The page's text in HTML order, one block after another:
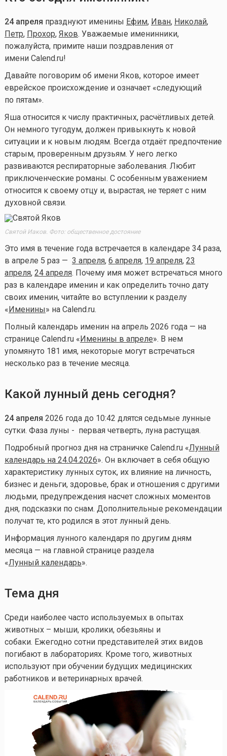
24 апреля празднуют именины Ефим, Иван, Николай,
Петр, Прохор, Яков. Уважаемые именинники,
пожалуйста, примите наши поздравления от
имени Calend.ru!
Давайте поговорим об имени Яков, которое имеет
еврейское происхождение и означает «следующий
по пятам».
Яша относится к числу практичных, расчётливых детей.
Он немного тугодум, должен привыкнуть к новой
ситуации и к новым людям. Всегда отдаёт предпочтение
старым, проверенным друзьям. У него легко
развиваются респираторные заболевания. Любит
приключенческие романы. С особенным уважением
относится к своему отцу и, вырастая, не теряет с ним
духовной связи.
Святой Иаков. Фото: общественное достояние
Это имя в течение года встречается в календаре 34 раза,
в апреле 5 раз — 3 апреля, 6 апреля, 19 апреля, 23
апреля, 24 апреля. Почему имя может встречаться много
раз в календаре именин и как определить точно дату
своих именин, читайте во вступлении к разделу
« Именины» на Calend.ru.
Полный календарь именин на апрель 2026 года — на
странице Calend.ru « Именины в апреле». В нем
упомянуто 181 имя, некоторые могут встречаться
несколько раз в течение месяца.
Какой лунный день сегодня?
24 апреля 2026 года до 10:42 длятся седьмые лунные
сутки. Фаза луны - первая четверть, луна растущая.
Подробный прогноз дня на страничке Calend.ru «Лунный
календарь на 24.04.2026». Он включает в себя общую
характеристику лунных суток, их влияние на личность,
бизнес и деньги, здоровье, брак и отношения с другими
людьми, предупреждения насчет сложных моментов
дня, подсказки по снам. Дополнительные рекомендации
получат те, кто родился в этот лунный день.
Информация лунного календаря по другим дням
месяца — на главной странице раздела
«Лунный календарь».
Тема дня
Среди наиболее часто используемых в опытах
животных – мыши, кролики, обезьяны и
собаки. Ежегодно сотни представителей этих видов
погибают в лабораториях. Кроме того, животных
используют при обучении будущих медицинских
работников и ветеринарных врачей.